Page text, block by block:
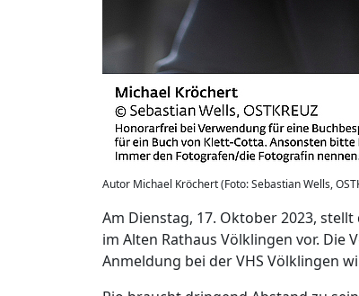
Autor Michael Kröchert (Foto: Sebastian Wells,
Am Dienstag, 17. Oktober 2023,
im Alten Rathaus Völklingen vor.
Anmeldung bei der VHS Völklingen